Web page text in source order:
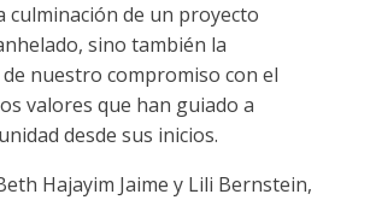
culminación de un proyecto
sino también la
nuestro compromiso con el
valores que han guiado a
desde sus inicios.
Hajayim Jaime y Lili Bernstein,